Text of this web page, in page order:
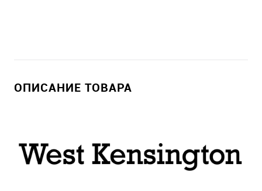
ОПИСАНИЕ ТОВАРА